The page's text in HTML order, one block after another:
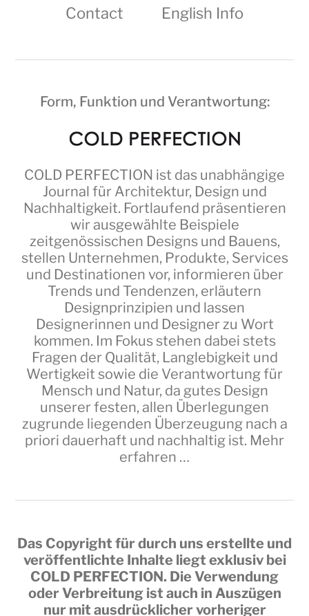
Contact
English Info
Form, Funktion und Verantwortung:
COLD PERFECTION ist das unabhängige
Journal für Architektur, Design und
Nachhaltigkeit. Fortlaufend präsentieren
wir ausgewählte Beispiele
zeitgenössischen Designs und Bauens,
stellen Unternehmen, Produkte, Services
und Destinationen vor, informieren über
Trends und Tendenzen, erläutern
Designprinzipien und lassen
Designerinnen und Designer zu Wort
kommen. Im Fokus stehen dabei stets
Fragen der Qualität, Langlebigkeit und
Wertigkeit sowie die Verantwortung für
Mensch und Natur, da gutes Design
unserer festen, allen Überlegungen
zugrunde liegenden Überzeugung nach a
priori dauerhaft und nachhaltig ist. Mehr
erfahren …
Das Copyright für durch uns erstellte und
veröffentlichte Inhalte liegt exklusiv bei
COLD PERFECTION. Die Verwendung
oder Verbreitung ist auch in Auszügen
nur mit ausdrücklicher vorheriger